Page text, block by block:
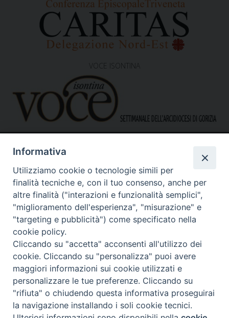
VOCE ISONTINA
Caritas Diocesana di Gorizia
Sede operativa – uffici
via G. B. Garzarolli, 131 – 34170 Gorizia
Tel. 0481525188
Mail: direzione@caritasgorizia.it-caritasgorizia@pec.it
Informativa
Utilizziamo cookie o tecnologie simili per
finalità tecniche e, con il tuo consenso, anche per
altre finalità ("interazioni e funzionalità semplici",
"miglioramento dell'esperienza", "misurazione" e
"targeting e pubblicità") come specificato nella
cookie policy.
Cliccando su "accetta" acconsenti all'utilizzo dei
cookie. Cliccando su "personalizza" puoi avere
maggiori informazioni sui cookie utilizzati e
personalizzare le tue preferenze. Cliccando su
"rifiuta" o chiudendo questa informativa proseguirai
la navigazione installando i soli cookie tecnici.